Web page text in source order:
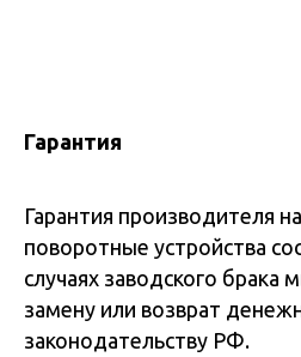
Гарантия
Гарантия производителя
поворотные устройства
случаях заводского брака
замену или возврат
законодательству РФ.